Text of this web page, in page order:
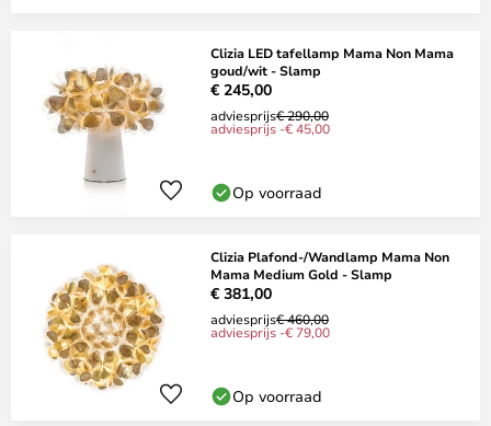
Clizia LED tafellamp Mama Non Mama
goud/wit - Slamp
€ 245,00
adviesprijs€ 290,00
adviesprijs -€ 45,00
Op voorraad
Clizia Plafond-/Wandlamp Mama Non
Mama Medium Gold - Slamp
€ 381,00
adviesprijs€ 460,00
adviesprijs -€ 79,00
Op voorraad